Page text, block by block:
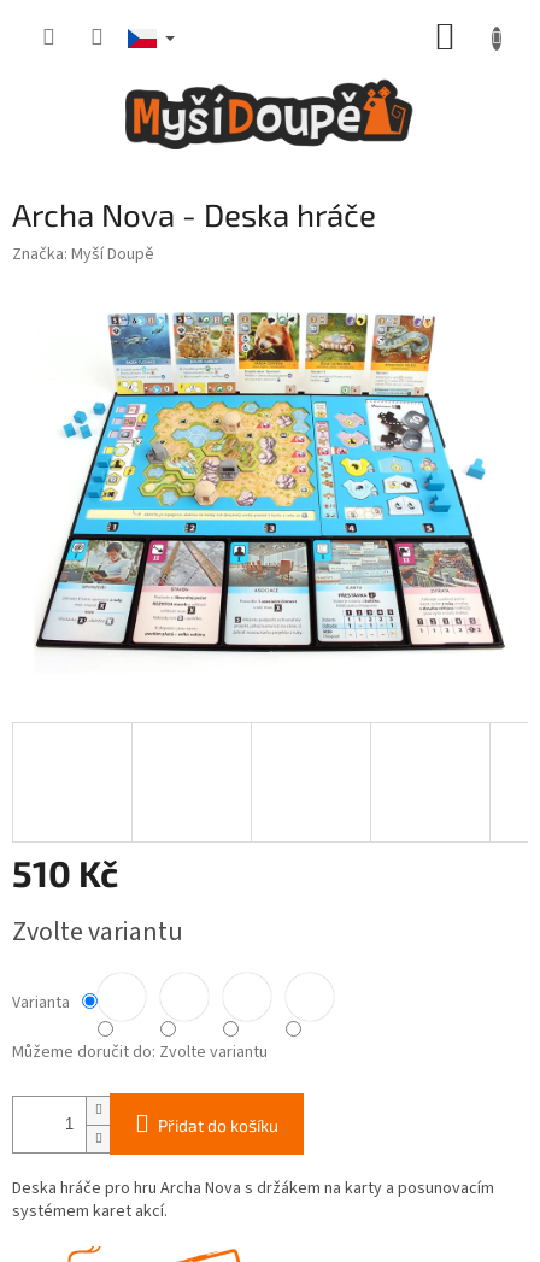
Archa Nova - Deska hráče
Značka: Myší Doupě
510 Kč
cena:
Zvolte variantu
Varianta
Můžeme doručit do: Zvolte variantu
Přidat do košíku
Deska hráče pro hru Archa Nova s držákem na karty a posunovacím
systémem karet akcí.